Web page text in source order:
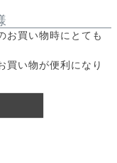
お買い物時にとても
買い物が便利になり